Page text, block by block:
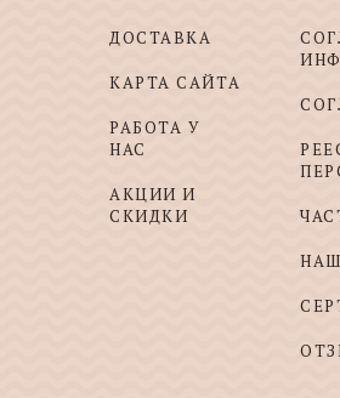
ДОСТАВКА
КАРТА САЙТА
РАБОТА У
НАС
АКЦИИ И
СКИДКИ